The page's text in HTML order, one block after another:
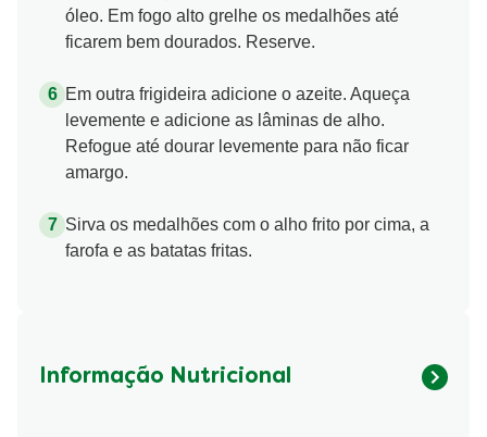
óleo. Em fogo alto grelhe os medalhões até
ficarem bem dourados. Reserve.
Em outra frigideira adicione o azeite. Aqueça
levemente e adicione as lâminas de alho.
Refogue até dourar levemente para não ficar
amargo.
Sirva os medalhões com o alho frito por cima, a
farofa e as batatas fritas.
Informação Nutricional